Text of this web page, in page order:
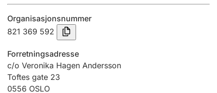
Innsending og forseinkingsgebyr
Tinglysing
Jeger
Betaling og jegeravgiftskort
Organisasjonsnummer
821 369 592
Forretningsadresse
c/o Veronika Hagen Andersson
Toftes gate 23
0556 OSLO